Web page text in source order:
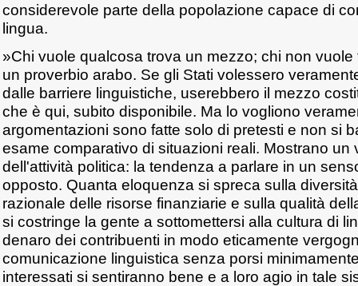
considerevole parte della popolazione capace di
lingua.
»Chi vuole qualcosa trova un mezzo; chi non
un proverbio arabo. Se gli Stati volessero
dalle barriere linguistiche, userebbero il mezzo
che è qui, subito disponibile. Ma lo vogliono
argomentazioni sono fatte solo di pretesti e non si
esame comparativo di situazioni reali. Mostrano un
dell'attività politica: la tendenza a parlare in un
opposto. Quanta eloquenza si spreca sulla
razionale delle risorse finanziarie e sulla qualità
si costringe la gente a sottomettersi alla cultura di
denaro dei contribuenti in modo eticamente
comunicazione linguistica senza porsi
interessati si sentiranno bene e a loro agio in tale